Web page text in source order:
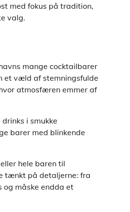
med fokus på tradition,
valg.
mange cocktailbarer
et væld af stemningsfulde
atmosfæren emmer af
i smukke
barer med blinkende
hele baren til
tænkt på detaljerne: fra
måske endda et